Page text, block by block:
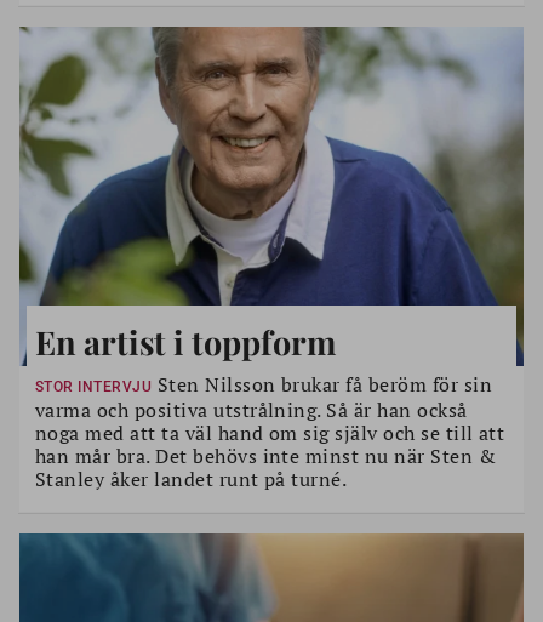
En artist i toppform
STOR INTERVJU Sten Nilsson brukar få beröm för sin
varma och positiva utstrålning. Så är han också
noga med att ta väl hand om sig själv och se till att
han mår bra. Det behövs inte minst nu när Sten &
Stanley åker landet runt på turné.